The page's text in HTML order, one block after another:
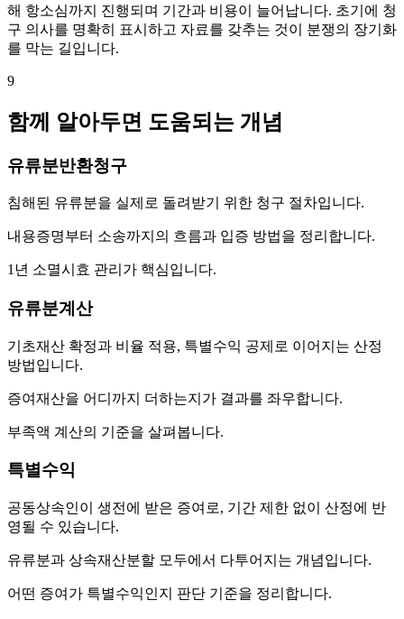
해 항소심까지 진행되며 기간과 비용이 늘어납니다. 초기에 청
구 의사를 명확히 표시하고 자료를 갖추는 것이 분쟁의 장기화
를 막는 길입니다.
9
함께 알아두면 도움되는 개념
유류분반환청구
침해된 유류분을 실제로 돌려받기 위한 청구 절차입니다.
내용증명부터 소송까지의 흐름과 입증 방법을 정리합니다.
1년 소멸시효 관리가 핵심입니다.
유류분계산
기초재산 확정과 비율 적용, 특별수익 공제로 이어지는 산정
방법입니다.
증여재산을 어디까지 더하는지가 결과를 좌우합니다.
부족액 계산의 기준을 살펴봅니다.
특별수익
공동상속인이 생전에 받은 증여로, 기간 제한 없이 산정에 반
영될 수 있습니다.
유류분과 상속재산분할 모두에서 다투어지는 개념입니다.
어떤 증여가 특별수익인지 판단 기준을 정리합니다.